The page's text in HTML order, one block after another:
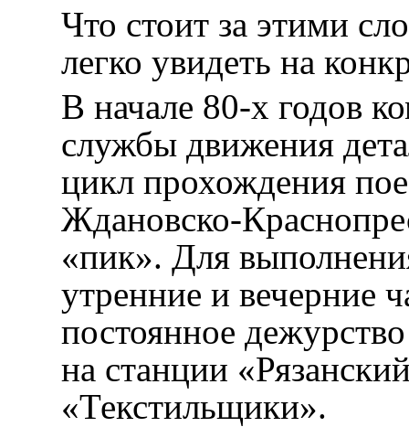
Что стоит за этими
легко увидеть на
В начале 80-х годов
службы движения
цикл прохождения
Ждановско-
«пик». Для
утренние и вечерние
постоянное
на станции
«Текстильщики».